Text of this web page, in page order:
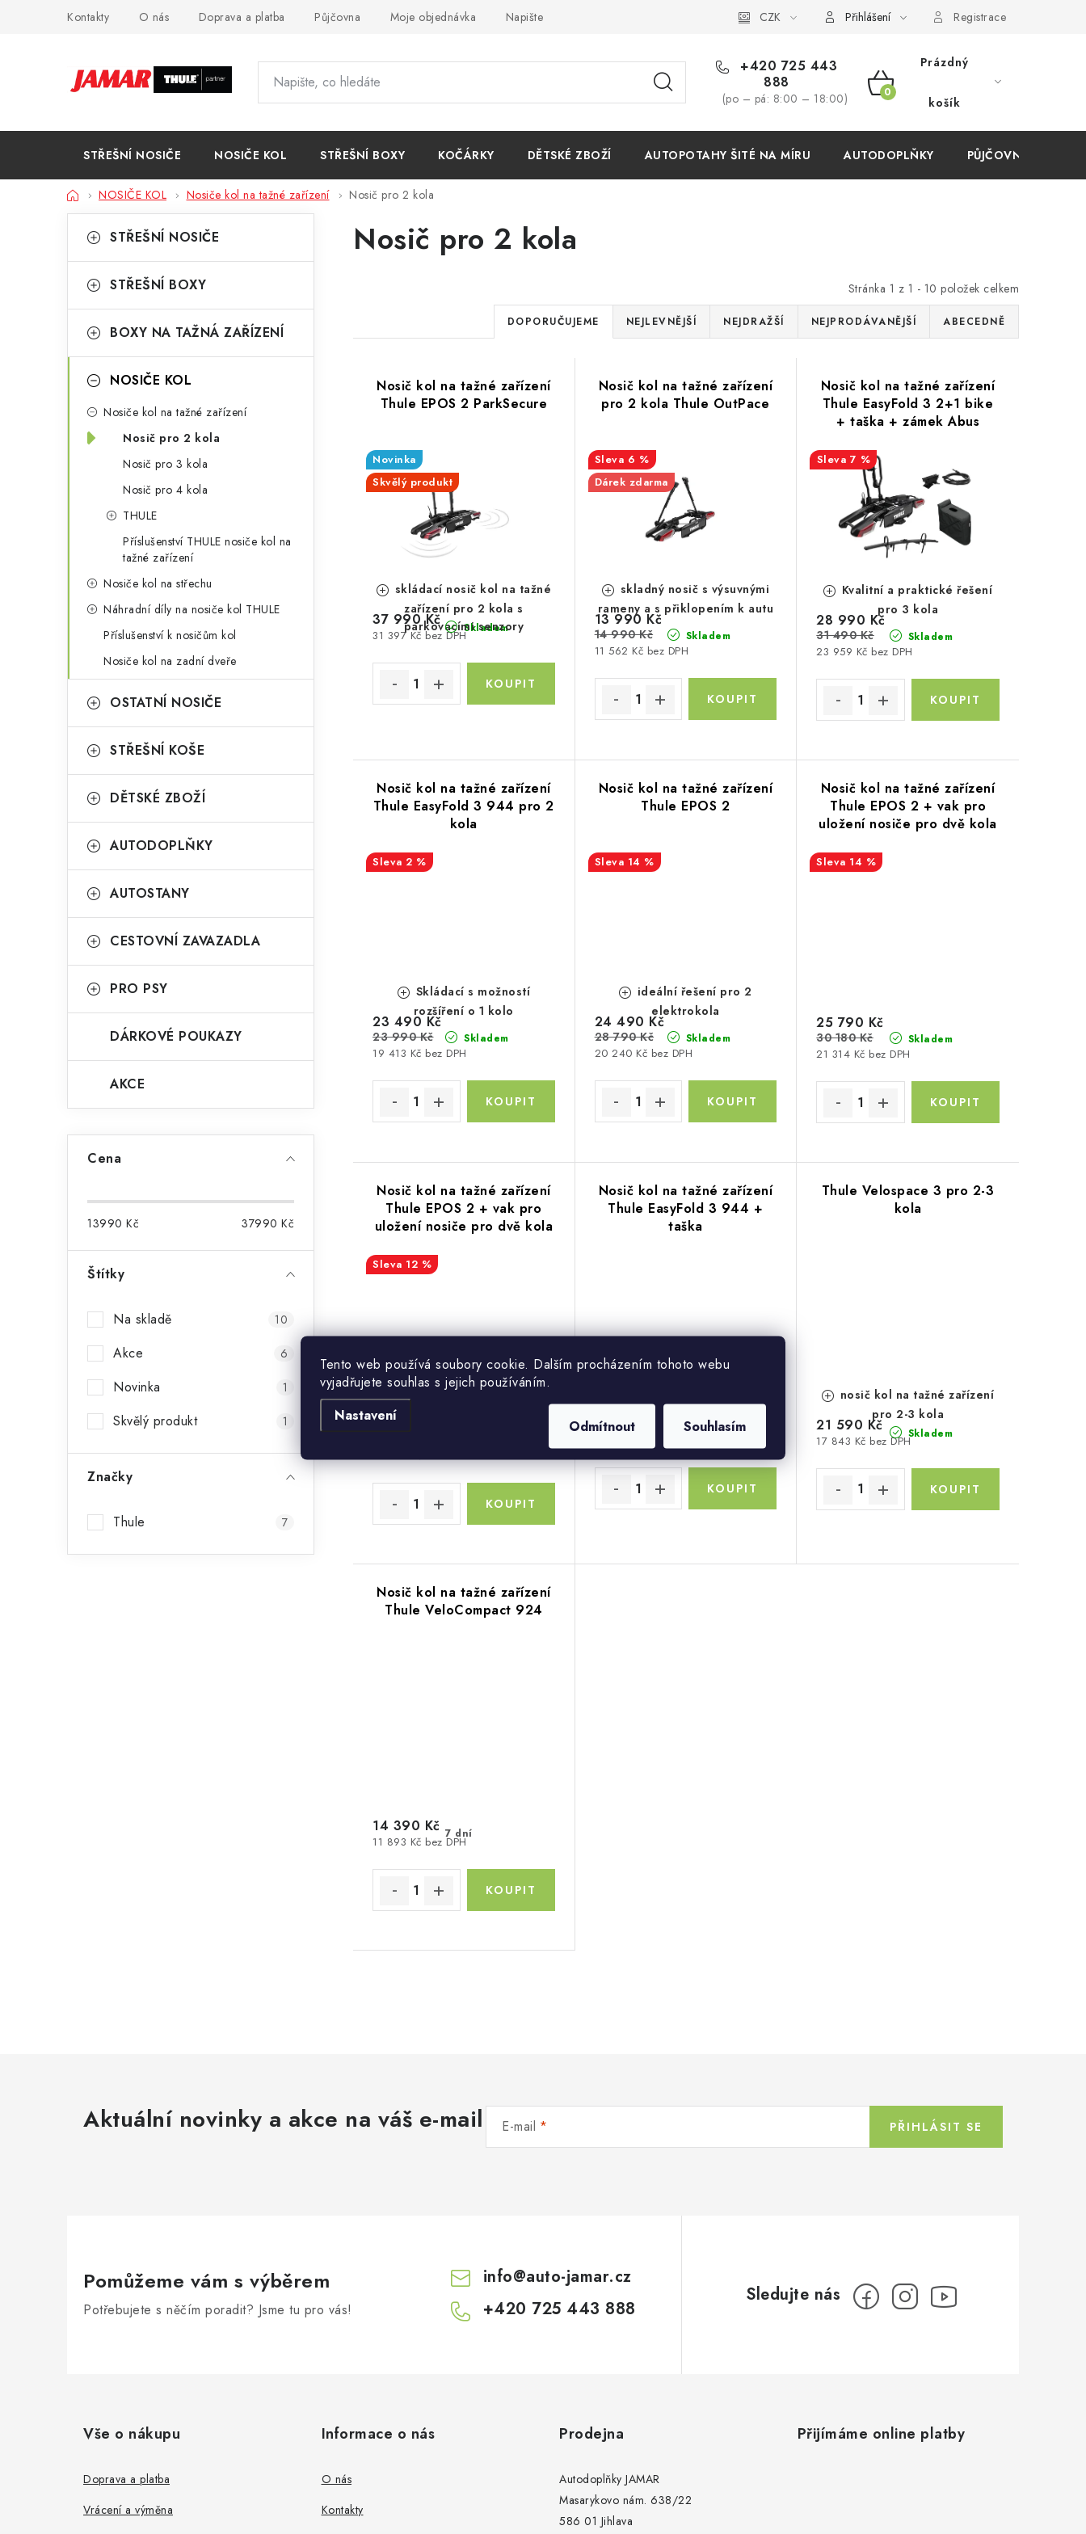
Tento web používá soubory cookie. Dalším procházením tohoto webu
vyjadřujete souhlas s jejich používáním.
Nastavení
Odmítnout Souhlasím
Kontakty O nás Doprava a platba Půjčovna Moje objednávka Napište nám Obchodní podmínky
CZK Přihlášení Registrace
+420 725 443
888
(po – pá: 8:00 – 18:00)
NÁKUPNÍ
Prázdný
košík
STŘEŠNÍ NOSIČE NOSIČE KOL STŘEŠNÍ BOXY KOČÁRKY DĚTSKÉ ZBOŽÍ AUTOPOTAHY ŠITÉ NA MÍRU AUTODOPLŇKY PŮJČOVNA
DomůNOSIČE KOL Nosiče kol na tažné zařízení Nosič pro 2 kola
o
t
r
kategorie
a
e
o
STŘEŠNÍ NOSIČE
STŘEŠNÍ BOXY
BOXY NA TAŽNÁ ZAŘÍZENÍ
NOSIČE KOL
Nosiče kol na tažné zařízení
Nosič pro 2 kola
Nosič pro 3 kola
Nosič pro 4 kola
THULE
Příslušenství THULE nosiče kol na
tažné zařízení
Nosiče kol na střechu
Náhradní díly na nosiče kol THULE
Příslušenství k nosičům kol
Nosiče kol na zadní dveře
OSTATNÍ NOSIČE
STŘEŠNÍ KOŠE
DĚTSKÉ ZBOŽÍ
AUTODOPLŇKY
AUTOSTANY
CESTOVNÍ ZAVAZADLA
PRO PSY
DÁRKOVÉ POUKAZY
AKCE
Cena
13990 Kč 37990 Kč
Štítky
Na skladě 10
Akce 6
Novinka 1
Skvělý produkt 1
Značky
Thule 7
Nosič pro 2 kola
Stránka 1 z 1 - 10 položek celkem
Ř
a
z
e
p
r
d
u
k
t
DOPORUČUJEME NEJLEVNĚJŠÍ NEJDRAŽŠÍ NEJPRODÁVANĚJŠÍ ABECEDNĚ
Nosič kol na tažné zařízení
Thule EPOS 2 ParkSecure
Novinka
Skvělý produkt
skládací nosič kol na tažné
zařízení pro 2 kola s
parkovacími senzory
Skladem
31 397 Kč bez DPH
37 990 Kč
Nosič kol na tažné zařízení
pro 2 kola Thule OutPace
6 %
Dárek zdarma
skladný nosič s výsuvnými
rameny a s přiklopením k autu
Skladem
11 562 Kč bez DPH
13 990 Kč
14 990 Kč
Nosič kol na tažné zařízení
Thule EasyFold 3 2+1 bike
+ taška + zámek Abus
7 %
Kvalitní a praktické řešení
pro 3 kola
Skladem
23 959 Kč bez DPH
28 990 Kč
31 490 Kč
Nosič kol na tažné zařízení
Thule EasyFold 3 944 pro 2
kola
2 %
Skládací s možností
rozšíření o 1 kolo
Skladem
19 413 Kč bez DPH
23 490 Kč
23 990 Kč
Nosič kol na tažné zařízení
Thule EPOS 2
14 %
ideální řešení pro 2
elektrokola
Skladem
20 240 Kč bez DPH
24 490 Kč
28 790 Kč
Nosič kol na tažné zařízení
Thule EPOS 2 + vak pro
uložení nosiče pro dvě kola
14 %
Skladem
21 314 Kč bez DPH
25 790 Kč
30 180 Kč
Nosič kol na tažné zařízení
Thule EPOS 2 + vak pro
uložení nosiče pro dvě kola
12 %
23 132 Kč bez DPH
27 990 Kč
Nosič kol na tažné zařízení
Thule EasyFold 3 944 +
taška
Skladem
25 190 Kč
Thule Velospace 3 pro 2-3
kola
nosič kol na tažné zařízení
pro 2-3 kola
Skladem
17 843 Kč bez DPH
21 590 Kč
Nosič kol na tažné zařízení
Thule VeloCompact 924
7 dní
11 893 Kč bez DPH
14 390 Kč
d
i
Aktuální novinky a akce na váš e-mail E-mail PŘIHLÁSIT SE
Pomůžeme vám s výběrem
Potřebujete s něčím poradit? Jsme tu pro vás!
info@auto-jamar.cz
+420 725 443 888
Vše o nákupu
Doprava a platba
Vrácení a výměna
Informace o nás
O nás
Kontakty
Prodejna
Autodoplňky JAMAR
Masarykovo nám. 638/22
586 01 Jihlava
Přijímáme online platby